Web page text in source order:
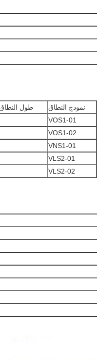
نموذج النطاق طول
VOS1-01
VOS1-02
VNS1-01
VLS2-01
VLS2-02